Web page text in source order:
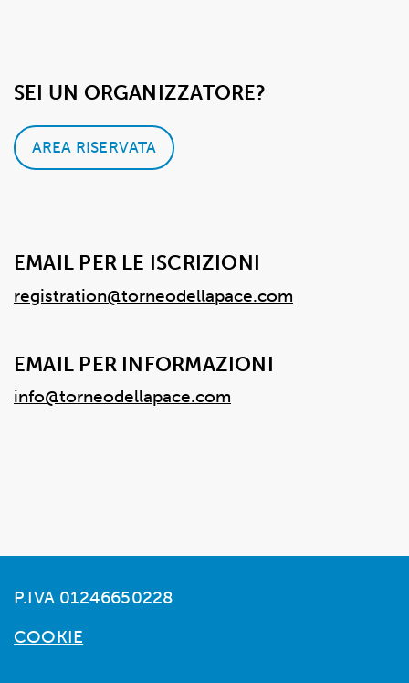
EMAIL PER LE ISCRIZIONI
registration@torneodellapace.com
EMAIL PER INFORMAZIONI
info@torneodellapace.com
SEI UN ORGANIZZATORE?
AREA RISERVATA
P.IVA 01246650228
COOKIE